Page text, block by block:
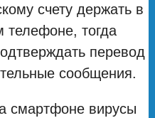
счету держать в
телефоне, тогда
перевод
сообщения.
смартфоне вирусы